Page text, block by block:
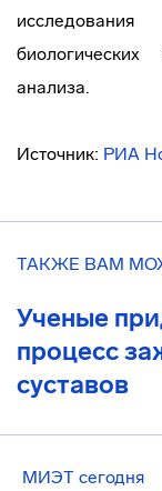
анализа.
Источник: РИА
ТАКЖЕ ВАМ
Ученые
процесс
суставов
МИЭТ сегодня